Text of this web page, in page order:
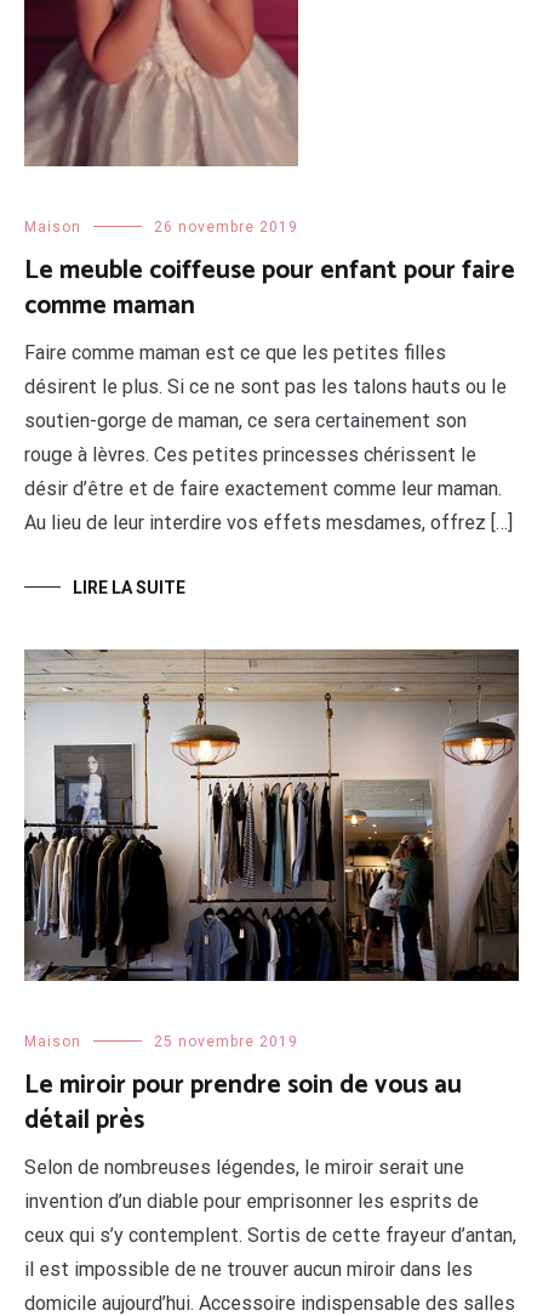
Maison 26 novembre 2019
Le meuble coiffeuse pour enfant pour faire
comme maman
Faire comme maman est ce que les petites filles
désirent le plus. Si ce ne sont pas les talons hauts ou le
soutien-gorge de maman, ce sera certainement son
rouge à lèvres. Ces petites princesses chérissent le
désir d’être et de faire exactement comme leur maman.
Au lieu de leur interdire vos effets mesdames, offrez […]
LIRE LA SUITE
Maison 25 novembre 2019
Le miroir pour prendre soin de vous au
détail près
Selon de nombreuses légendes, le miroir serait une
invention d’un diable pour emprisonner les esprits de
ceux qui s’y contemplent. Sortis de cette frayeur d’antan,
il est impossible de ne trouver aucun miroir dans les
domicile aujourd’hui. Accessoire indispensable des salles